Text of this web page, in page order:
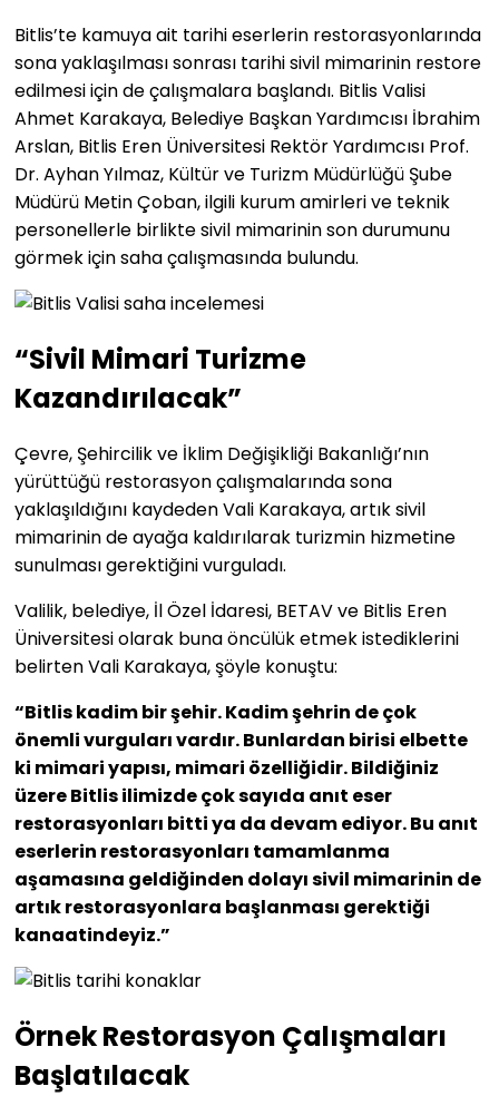
Bitlis’te kamuya ait tarihi eserlerin restorasyonlarında
sona yaklaşılması sonrası tarihi sivil mimarinin restore
edilmesi için de çalışmalara başlandı. Bitlis Valisi
Ahmet Karakaya, Belediye Başkan Yardımcısı İbrahim
Arslan, Bitlis Eren Üniversitesi Rektör Yardımcısı Prof.
Dr. Ayhan Yılmaz, Kültür ve Turizm Müdürlüğü Şube
Müdürü Metin Çoban, ilgili kurum amirleri ve teknik
personellerle birlikte sivil mimarinin son durumunu
görmek için saha çalışmasında bulundu.
“Sivil Mimari Turizme
Kazandırılacak”
Çevre, Şehircilik ve İklim Değişikliği Bakanlığı’nın
yürüttüğü restorasyon çalışmalarında sona
yaklaşıldığını kaydeden Vali Karakaya, artık sivil
mimarinin de ayağa kaldırılarak turizmin hizmetine
sunulması gerektiğini vurguladı.
Valilik, belediye, İl Özel İdaresi, BETAV ve Bitlis Eren
Üniversitesi olarak buna öncülük etmek istediklerini
belirten Vali Karakaya, şöyle konuştu:
“Bitlis kadim bir şehir. Kadim şehrin de çok
önemli vurguları vardır. Bunlardan birisi elbette
ki mimari yapısı, mimari özelliğidir. Bildiğiniz
üzere Bitlis ilimizde çok sayıda anıt eser
restorasyonları bitti ya da devam ediyor. Bu anıt
eserlerin restorasyonları tamamlanma
aşamasına geldiğinden dolayı sivil mimarinin de
artık restorasyonlara başlanması gerektiği
kanaatindeyiz.”
Örnek Restorasyon Çalışmaları
Başlatılacak